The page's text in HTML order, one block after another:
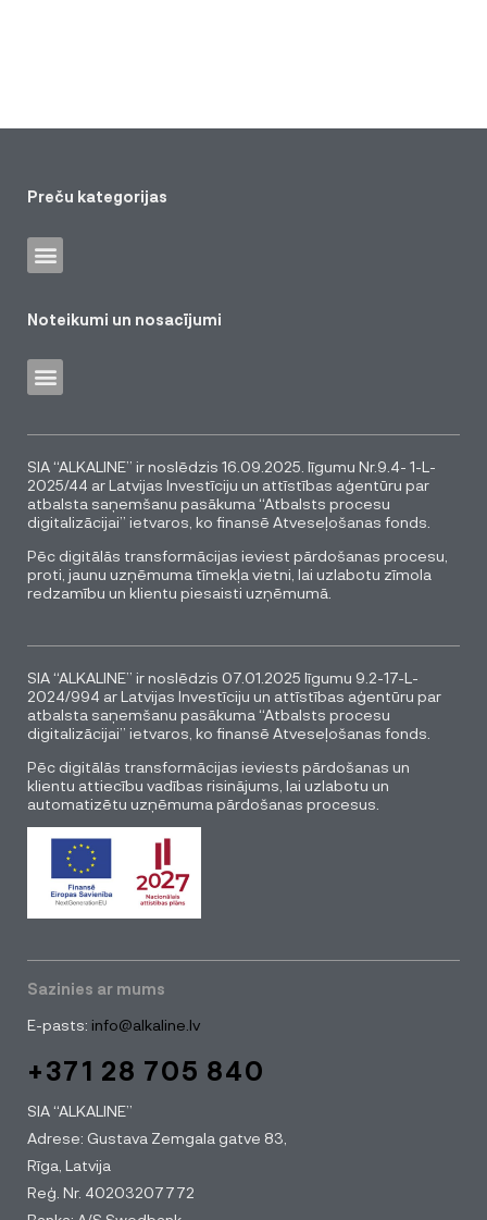
Preču kategorijas
Noteikumi un nosacījumi
SIA “ALKALINE” ir noslēdzis 16.09.2025. līgumu Nr.9.4- 1-L-
2025/44 ar Latvijas Investīciju un attīstības aģentūru par
atbalsta saņemšanu pasākuma “Atbalsts procesu
digitalizācijai” ietvaros, ko finansē Atveseļošanas fonds.
Pēc digitālās transformācijas ieviest pārdošanas procesu,
proti, jaunu uzņēmuma tīmekļa vietni, lai uzlabotu zīmola
redzamību un klientu piesaisti uzņēmumā.
SIA “ALKALINE” ir noslēdzis 07.01.2025 līgumu 9.2-17-L-
2024/994 ar Latvijas Investīciju un attīstības aģentūru par
atbalsta saņemšanu pasākuma “Atbalsts procesu
digitalizācijai” ietvaros, ko finansē Atveseļošanas fonds.
Pēc digitālās transformācijas ieviests pārdošanas un
klientu attiecību vadības risinājums, lai uzlabotu un
automatizētu uzņēmuma pārdošanas procesus.
Sazinies ar mums
E-pasts: info@alkaline.lv
+371 28 705 840
SIA “ALKALINE”
Adrese: Gustava Zemgala gatve 83,
Rīga, Latvija
Reģ. Nr. 40203207772